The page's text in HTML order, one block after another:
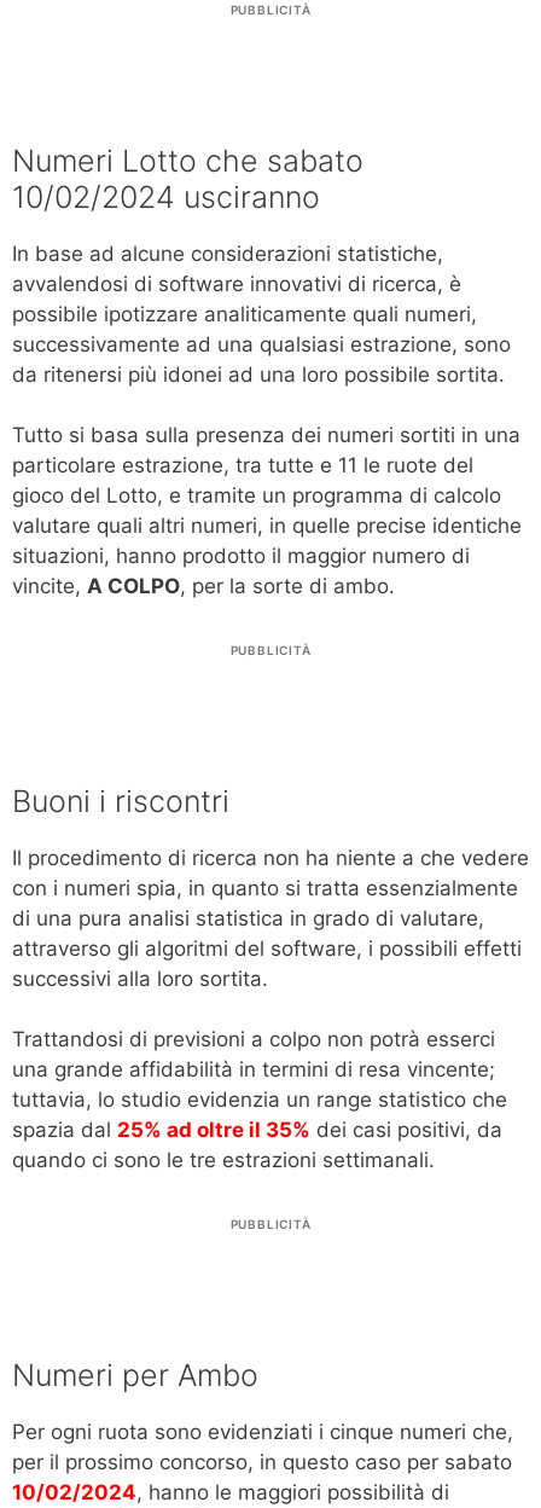
PUBBLICITÀ
Numeri Lotto che sabato
10/02/2024 usciranno
In base ad alcune considerazioni statistiche,
avvalendosi di software innovativi di ricerca, è
possibile ipotizzare analiticamente quali numeri,
successivamente ad una qualsiasi estrazione, sono
da ritenersi più idonei ad una loro possibile sortita.
Tutto si basa sulla presenza dei numeri sortiti in una
particolare estrazione, tra tutte e 11 le ruote del
gioco del Lotto, e tramite un programma di calcolo
valutare quali altri numeri, in quelle precise identiche
situazioni, hanno prodotto il maggior numero di
vincite, A COLPO, per la sorte di ambo.
PUBBLICITÀ
Buoni i riscontri
Il procedimento di ricerca non ha niente a che vedere
con i numeri spia, in quanto si tratta essenzialmente
di una pura analisi statistica in grado di valutare,
attraverso gli algoritmi del software, i possibili effetti
successivi alla loro sortita.
Trattandosi di previsioni a colpo non potrà esserci
una grande affidabilità in termini di resa vincente;
tuttavia, lo studio evidenzia un range statistico che
spazia dal 25% ad oltre il 35% dei casi positivi, da
quando ci sono le tre estrazioni settimanali.
PUBBLICITÀ
Numeri per Ambo
Per ogni ruota sono evidenziati i cinque numeri che,
per il prossimo concorso, in questo caso per sabato
10/02/2024, hanno le maggiori possibilità di